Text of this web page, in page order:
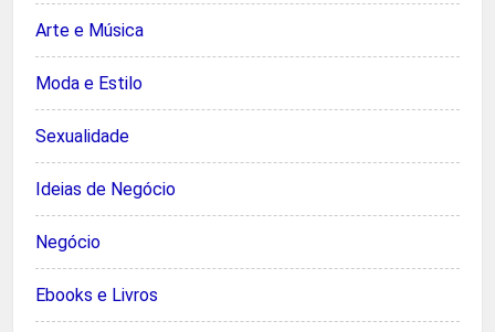
Arte e Música
Moda e Estilo
Sexualidade
Ideias de Negócio
Negócio
Ebooks e Livros